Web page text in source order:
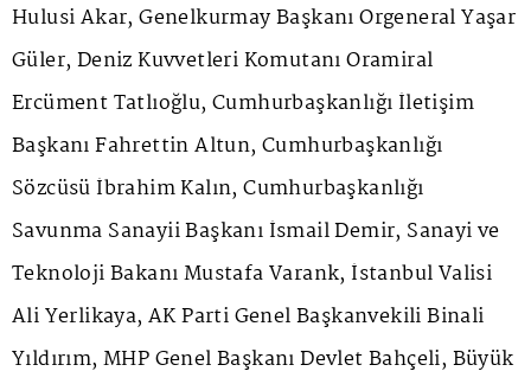
Hulusi Akar, Genelkurmay Başkanı Orgeneral Yaşar
Güler, Deniz Kuvvetleri Komutanı Oramiral
Ercüment Tatlıoğlu, Cumhurbaşkanlığı İletişim
Başkanı Fahrettin Altun, Cumhurbaşkanlığı
Sözcüsü İbrahim Kalın, Cumhurbaşkanlığı
Savunma Sanayii Başkanı İsmail Demir, Sanayi ve
Teknoloji Bakanı Mustafa Varank, İstanbul Valisi
Ali Yerlikaya, AK Parti Genel Başkanvekili Binali
Yıldırım, MHP Genel Başkanı Devlet Bahçeli, Büyük